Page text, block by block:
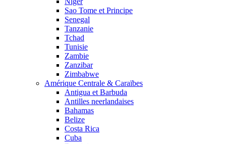
Sao Tome et Principe
Senegal
Tanzanie
Tchad
Tunisie
Zambie
Zanzibar
Zimbabwe
Amérique Centrale & Caraïbes
Antigua et Barbuda
Antilles neerlandaises
Bahamas
Belize
Costa Rica
Cuba